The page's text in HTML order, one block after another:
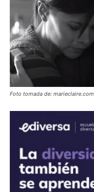
Foto tomada de: marieclaire.com